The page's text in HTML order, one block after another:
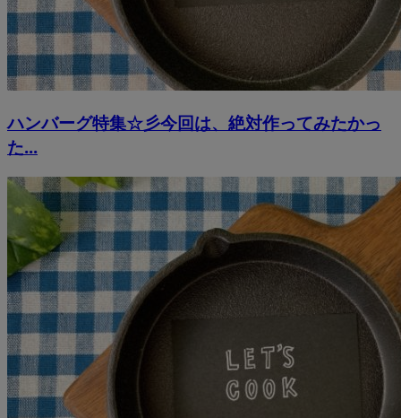
ハンバーグ特集☆彡今回は、絶対作ってみたかっ
た...